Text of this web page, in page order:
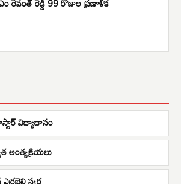
విద్యాదానం
అంత్యక్రియలు